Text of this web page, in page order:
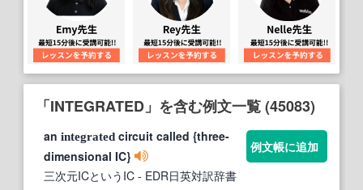
「INTEGRATED」を含む例文一覧 (45083)
an integrated circuit called {three-
dimensional IC}
三次元ICというIC - EDR日英対訳辞書
例文帳に追加